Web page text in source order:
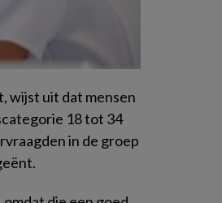
wijst uit dat mensen
18 tot 34
in de groep